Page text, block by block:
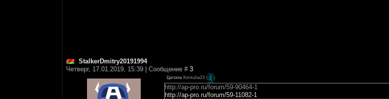
StalkerDmitry20191994
Четверг, 17.01.2019, 15:39 | Сообщение # 3
Цитата Kentuha23 ( )
http://ap-pro.ru/forum/59-90464-1
http://ap-pro.ru/forum/59-11082-1